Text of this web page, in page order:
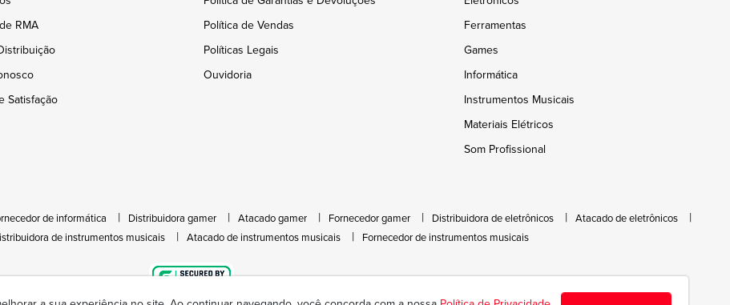
RMA
Satisfação
Política de Vendas
Políticas Legais
Ouvidoria
Ferramentas
Games
Informática
Instrumentos Musicais
Materiais Elétricos
Som Profissional
de informática Distribuidora gamer Atacado gamer Fornecedor gamer Distribuidora de eletrônicos
Atacado de eletrônicos
de instrumentos musicais Atacado de instrumentos musicais Fornecedor de instrumentos musicais